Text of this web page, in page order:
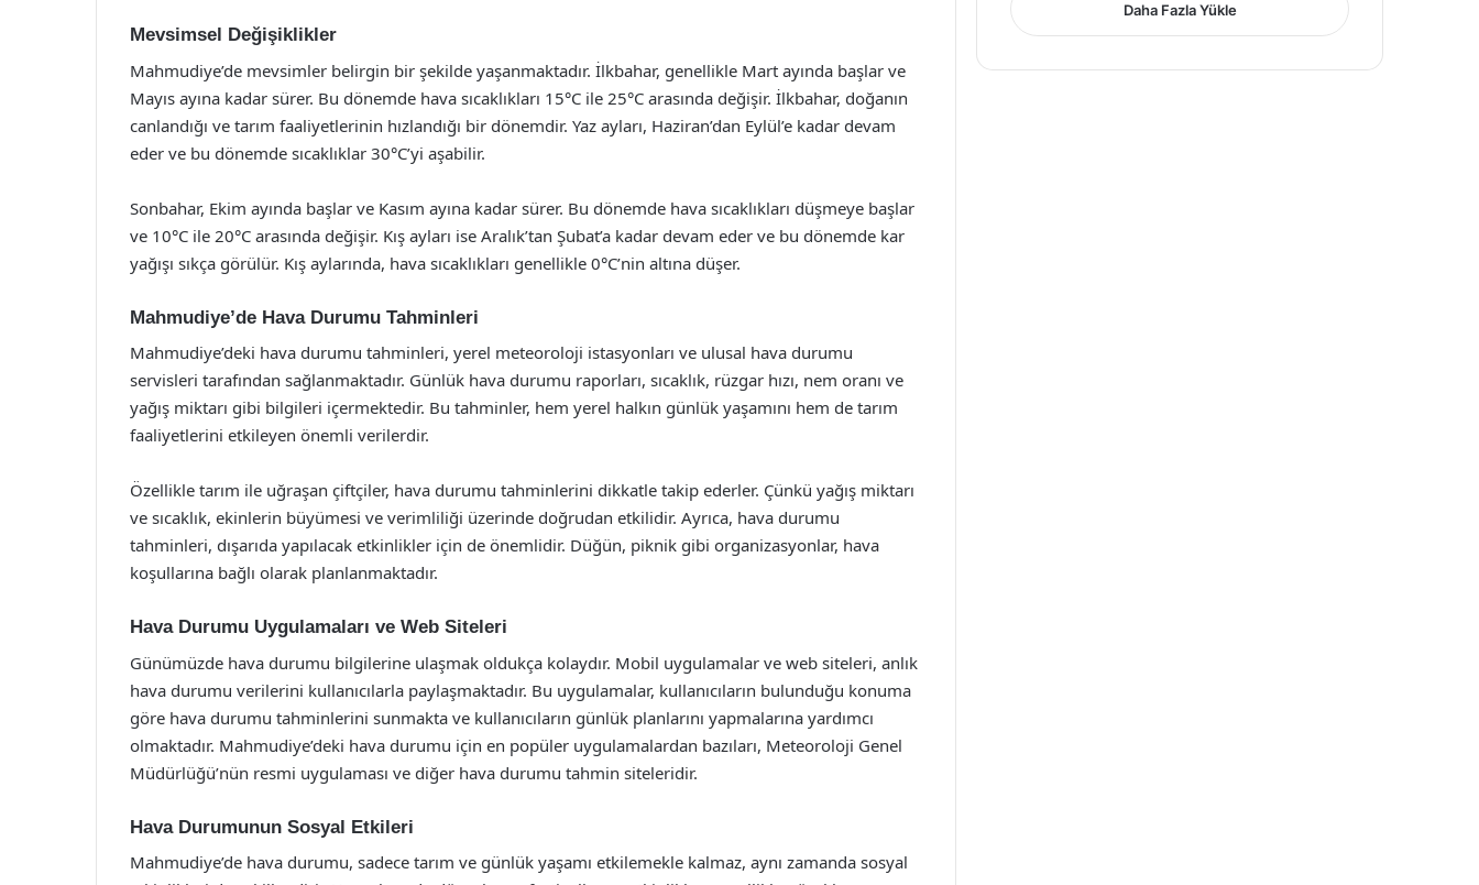
Mevsimsel Değişiklikler
Mahmudiye’de mevsimler belirgin bir şekilde yaşanmaktadır. İlkbahar, genellikle Mart ayında başlar ve
Mayıs ayına kadar sürer. Bu dönemde hava sıcaklıkları 15°C ile 25°C arasında değişir. İlkbahar, doğanın
canlandığı ve tarım faaliyetlerinin hızlandığı bir dönemdir. Yaz ayları, Haziran’dan Eylül’e kadar devam
eder ve bu dönemde sıcaklıklar 30°C’yi aşabilir.
Sonbahar, Ekim ayında başlar ve Kasım ayına kadar sürer. Bu dönemde hava sıcaklıkları düşmeye başlar
ve 10°C ile 20°C arasında değişir. Kış ayları ise Aralık’tan Şubat’a kadar devam eder ve bu dönemde kar
yağışı sıkça görülür. Kış aylarında, hava sıcaklıkları genellikle 0°C’nin altına düşer.
Mahmudiye’de Hava Durumu Tahminleri
Mahmudiye’deki hava durumu tahminleri, yerel meteoroloji istasyonları ve ulusal hava durumu
servisleri tarafından sağlanmaktadır. Günlük hava durumu raporları, sıcaklık, rüzgar hızı, nem oranı ve
yağış miktarı gibi bilgileri içermektedir. Bu tahminler, hem yerel halkın günlük yaşamını hem de tarım
faaliyetlerini etkileyen önemli verilerdir.
Özellikle tarım ile uğraşan çiftçiler, hava durumu tahminlerini dikkatle takip ederler. Çünkü yağış miktarı
ve sıcaklık, ekinlerin büyümesi ve verimliliği üzerinde doğrudan etkilidir. Ayrıca, hava durumu
tahminleri, dışarıda yapılacak etkinlikler için de önemlidir. Düğün, piknik gibi organizasyonlar, hava
koşullarına bağlı olarak planlanmaktadır.
Hava Durumu Uygulamaları ve Web Siteleri
Günümüzde hava durumu bilgilerine ulaşmak oldukça kolaydır. Mobil uygulamalar ve web siteleri, anlık
hava durumu verilerini kullanıcılarla paylaşmaktadır. Bu uygulamalar, kullanıcıların bulunduğu konuma
göre hava durumu tahminlerini sunmakta ve kullanıcıların günlük planlarını yapmalarına yardımcı
olmaktadır. Mahmudiye’deki hava durumu için en popüler uygulamalardan bazıları, Meteoroloji Genel
Müdürlüğü’nün resmi uygulaması ve diğer hava durumu tahmin siteleridir.
Hava Durumunun Sosyal Etkileri
Mahmudiye’de hava durumu, sadece tarım ve günlük yaşamı etkilemekle kalmaz, aynı zamanda sosyal
Daha Fazla Yükle